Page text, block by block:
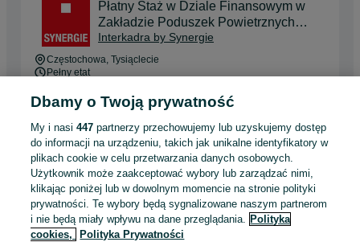
Płatny Staż w Dziale Finansowym w
Zakładzie Poduszek Powietrznych
(k/m/x)
Interkadra by Synergie
Częstochowa, Tysiąclecie
Pełny etat
Odpowiednie doświadczenie zawodowe
Miejsce pracy: Praca hybrydowa
Odświeżono dzisiaj o 07:33
Monter żurawi (k/m) na budowach
Sarens Polska Sp. z o.o.
Dbamy o Twoją prywatność
My i nasi447 partnerzy przechowujemy lub uzyskujemy dostęp
do informacji na urządzeniu, takich jak unikalne identyfikatory w
plikach cookie w celu przetwarzania danych osobowych.
Użytkownik może zaakceptować wybory lub zarządzać nimi,
klikając poniżej lub w dowolnym momencie na stronie polityki
prywatności. Te wybory będą sygnalizowane naszym partnerom
i nie będą miały wpływu na dane przeglądania. Polityka
cookies,
Polityka Prywatności